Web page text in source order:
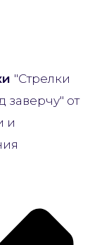
"Стрелки
заверчу" от
и